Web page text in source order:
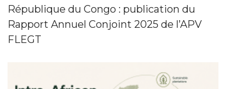
République du Congo : publication du
Rapport Annuel Conjoint 2025 de l’APV
FLEGT